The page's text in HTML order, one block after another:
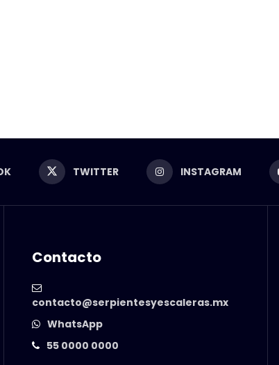
TWITTER INSTAGRAM
Contacto
contacto@serpientesyescaleras.mx
WhatsApp
55 0000 0000